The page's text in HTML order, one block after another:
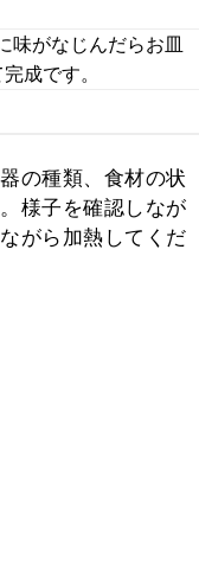
味がなじんだらお皿
成です。
の種類、食材の状
様子を確認しなが
がら加熱してくだ